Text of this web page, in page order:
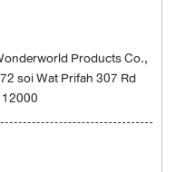
Products Co.,
soi Wat Prifah 307 Rd